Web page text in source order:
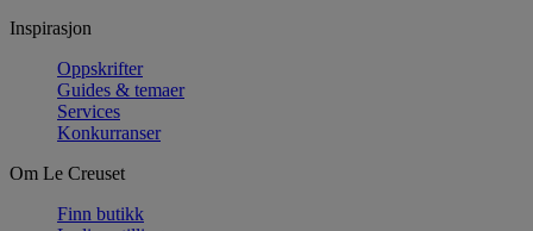
Inspirasjon
Oppskrifter
Guides & temaer
Services
Konkurranser
Om Le Creuset
Finn butikk